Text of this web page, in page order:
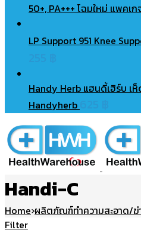
50+, PA+++ โฉมใหม่ แพคเก
LP Support 951 Knee
Handy Herb แฮนดี้เฮิร์บ เ
Handyherb
Handi-C
Home›ผลิตภัณฑ์ทําความสะอาด/ฆ่
Filter